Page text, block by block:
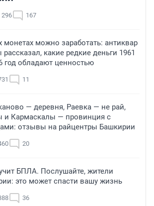
296 167
монетах можно заработать: антиквар
какие редкие деньги 1961
год обладают ценностью
11
— деревня, Раевка — не рай,
Кармаскалы — провинция с
отзывы на райцентры Башкирии
20
БПЛА. Послушайте, жители
это может спасти вашу жизнь
36